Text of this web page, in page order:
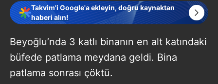
Takvim'i Google'a ekleyin, doğru kaynaktan
haberi alın!
Beyoğlu’nda 3 katlı binanın en alt katındaki
büfede patlama meydana geldi. Bina
patlama sonrası çöktü.